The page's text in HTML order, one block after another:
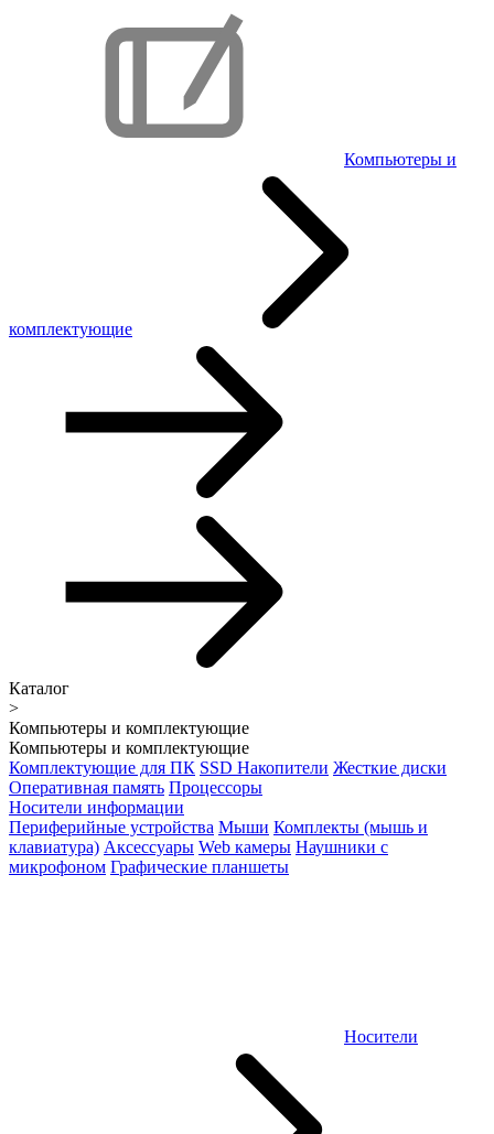
Компьютеры и
комплектующие
Каталог
>
Компьютеры и комплектующие
Компьютеры и комплектующие
Комплектующие для ПК SSD Накопители Жесткие диски
Оперативная память Процессоры
Носители информации
Периферийные устройства Мыши Комплекты (мышь и
клавиатура) Аксессуары Web камеры Наушники с
микрофоном Графические планшеты
Носители